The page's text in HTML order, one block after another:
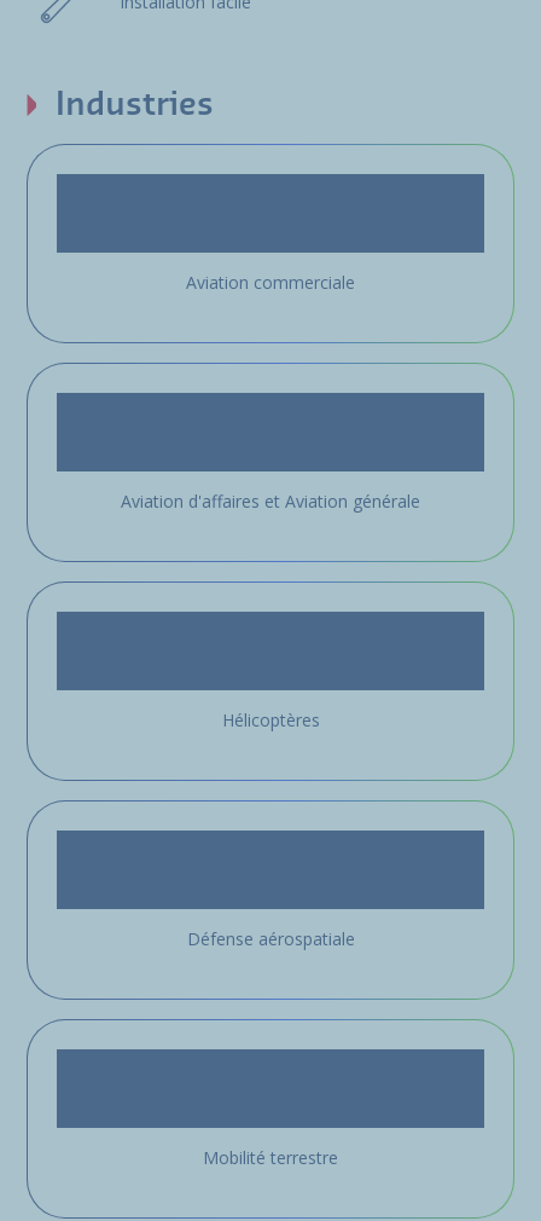
Industries
Aviation commerciale
Aviation d'affaires et Aviation générale
Hélicoptères
Défense aérospatiale
Mobilité terrestre